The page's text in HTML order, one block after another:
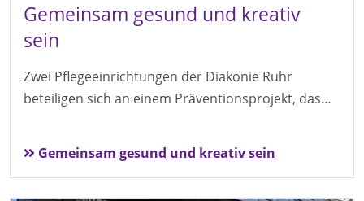
Gemeinsam gesund und kreativ
sein
Zwei Pflegeeinrichtungen der Diakonie Ruhr
beteiligen sich an einem Präventionsprojekt, das…
Gemeinsam gesund und kreativ sein